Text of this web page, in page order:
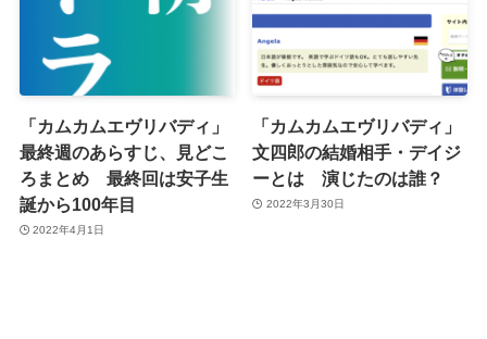
「カムカムエヴリバディ」
最終週のあらすじ、見どこ
ろまとめ 最終回は安子生
誕から100年目
2022年4月1日
「カムカムエヴリバディ」
文四郎の結婚相手・デイジ
ーとは 演じたのは誰？
2022年3月30日